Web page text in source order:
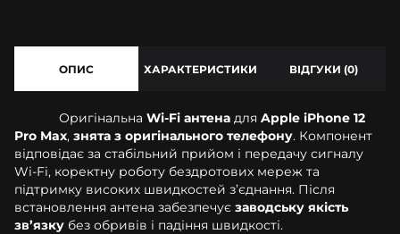
ОПИС ХАРАКТЕРИСТИКИ ВІДГУКИ (0)
Оригінальна Wi-Fi антена для Apple iPhone 12
Pro Max, знята з оригінального телефону. Компонент
відповідає за стабільний прийом і передачу сигналу
Wi-Fi, коректну роботу бездротових мереж та
підтримку високих швидкостей з’єднання. Після
встановлення антена забезпечує заводську якість
зв’язку без обривів і падіння швидкості.